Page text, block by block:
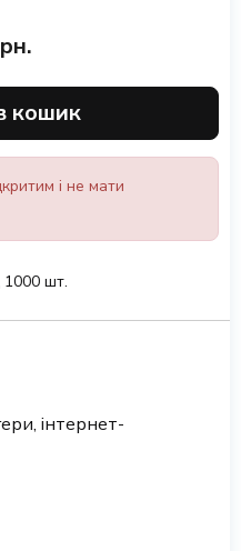
кошик
і не мати
1000 шт.
інтернет-